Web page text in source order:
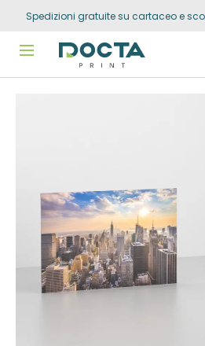
Skip to
Spedizioni gratuite su cartaceo e